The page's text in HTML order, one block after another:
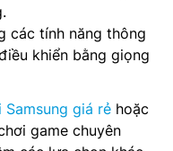
các tính năng thông
khiển bằng giọng
Samsung giá rẻ hoặc
game chuyên